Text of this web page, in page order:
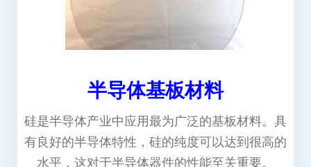
半导体基板材料
硅是半导体产业中应用最为广泛的基板材料。具
有良好的半导体特性，硅的纯度可以达到很高的
水平，这对于半导体器件的性能至关重要。